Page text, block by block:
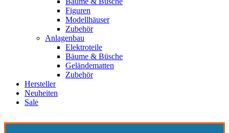
Figuren
Modellhäuser
Zubehör
Anlagenbau
Elektroteile
Bäume & Büsche
Geländematten
Zubehör
Hersteller
Neuheiten
Sale